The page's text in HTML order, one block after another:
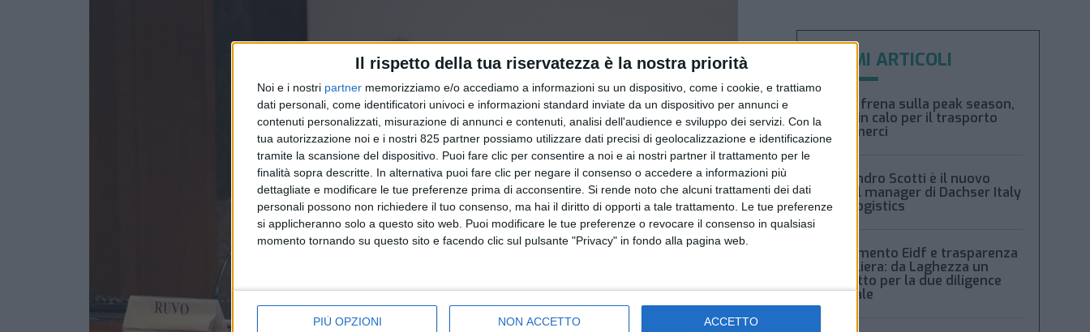
Il rispetto della tua riservatezza è la nostra priorità
Noi e i nostri partner memorizziamo e/o accediamo a informazioni su un dispositivo, come i cookie, e trattiamo
dati personali, come identificatori univoci e informazioni standard inviate da un dispositivo per annunci e
contenuti personalizzati, misurazione di annunci e contenuti, analisi dell'audience e sviluppo dei servizi. Con la
tua autorizzazione noi e i nostri 825 partner possiamo utilizzare dati precisi di geolocalizzazione e identificazione
tramite la scansione del dispositivo. Puoi fare clic per consentire a noi e ai nostri partner il trattamento per le
finalità sopra descritte. In alternativa puoi fare clic per negare il consenso o accedere a informazioni più
dettagliate e modificare le tue preferenze prima di acconsentire. Si rende noto che alcuni trattamenti dei dati
personali possono non richiedere il tuo consenso, ma hai il diritto di opporti a tale trattamento. Le tue preferenze
si applicheranno solo a questo sito web. Puoi modificare le tue preferenze o revocare il consenso in qualsiasi
momento tornando su questo sito e facendo clic sul pulsante "Privacy" in fondo alla pagina web.
PIÙ OPZIONI NON ACCETTO ACCETTO
ULTIMI ARTICOLI
Xeneta frena sulla peak season,
tariffe in calo per il trasporto
aereo merci
Alessandro Scotti è il nuovo
general manager di Dachser Italy
Food Logistics
Regolamento Eidf e trasparenza
della filiera: da Laghezza un
pacchetto per la due diligence
aziendale